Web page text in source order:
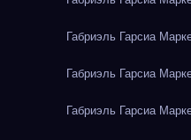
Габриэль Гарсиа
Габриэль Гарсиа
Габриэль Гарсиа